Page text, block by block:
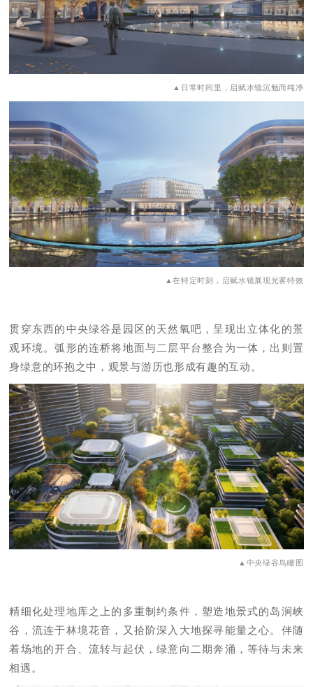
▲日常时间里，启赋水镜沉勉而纯净
▲在特定时刻，启赋水镜展现光雾特效
贯穿东西的中央绿谷是园区的天然氧吧，呈现出立体化的景
观环境。弧形的连桥将地面与二层平台整合为一体，出则置
身绿意的环抱之中，观景与游历也形成有趣的互动。
▲中央绿谷鸟瞰图
精细化处理地库之上的多重制约条件，塑造地景式的岛涧峡
谷，流连于林境花音，又拾阶深入大地探寻能量之心。伴随
着场地的开合、流转与起伏，绿意向二期奔涌，等待与未来
相遇。